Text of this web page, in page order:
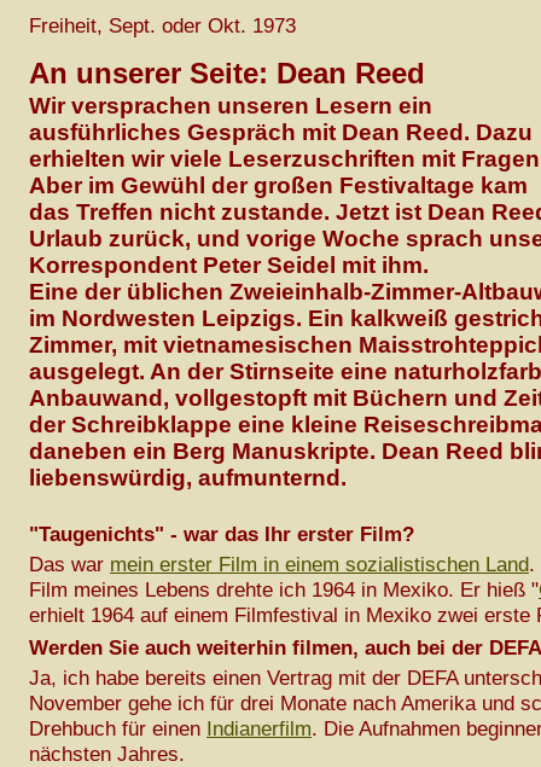
Freiheit, Sept. oder Okt. 1973
An unserer Seite: Dean Reed
Wir versprachen unseren Lesern ein
ausführliches Gespräch mit Dean Reed. Dazu
erhielten wir viele Leserzuschriften mit
Aber im Gewühl der großen Festivaltage kam
das Treffen nicht zustande. Jetzt ist Dean
Urlaub zurück, und vorige Woche sprach
Korrespondent Peter Seidel mit ihm.
Eine der üblichen Zweieinhalb-Zimmer-
im Nordwesten Leipzigs. Ein kalkweiß
Zimmer, mit vietnamesischen
ausgelegt. An der Stirnseite eine
Anbauwand, vollgestopft mit Büchern und
der Schreibklappe eine kleine
daneben ein Berg Manuskripte. Dean Reed
liebenswürdig, aufmunternd.
"Taugenichts" - war das Ihr erster Film?
Das war mein erster Film in einem sozialistischen Land.
Film meines Lebens drehte ich 1964 in Mexiko. Er hieß "
erhielt 1964 auf einem Filmfestival in Mexiko zwei erste
Werden Sie auch weiterhin filmen, auch bei der
Ja, ich habe bereits einen Vertrag mit der DEFA
November gehe ich für drei Monate nach Amerika und
Drehbuch für einen Indianerfilm. Die Aufnahmen
nächsten Jahres.